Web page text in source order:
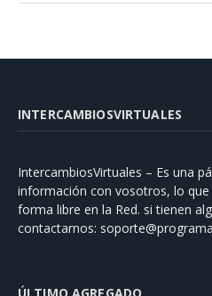
INTERCAMBIOSVIRTUALES
IntercambiosVirtuales – Es una
información con vosotros, lo
forma libre en la Red. si tienen
contactarnos: